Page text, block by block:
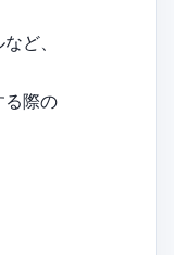
ど、
る際の